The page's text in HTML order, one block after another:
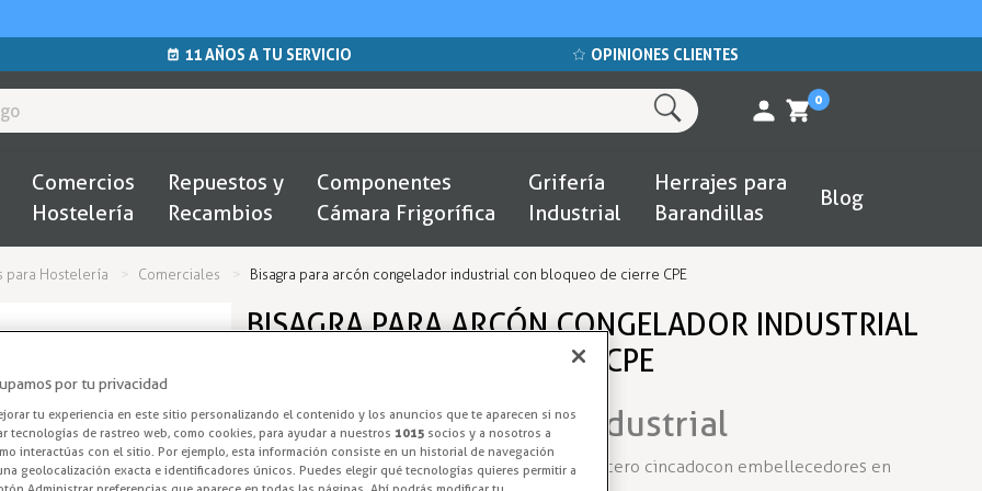
11 AÑOS A TU SERVICIO OPINIONES CLIENTES
0
Comercios
Hostelería
Repuestos y
Recambios
Componentes
Cámara Frigorífica
Grifería
Industrial
Herrajes para
Barandillas
Blog
para Hostelería Comerciales Bisagra para arcón congelador industrial con bloqueo de cierre CPE
BISAGRA PARA ARCÓN CONGELADOR INDUSTRIAL
CON BLOQUEO DE CIERRE CPE
Bisagra Congelador Industrial
Bisagra modelo CPE para arcón. Fabricada en acero cincado con embellecedores en
por tu privacidad
tu experiencia en este sitio personalizando el contenido y los anuncios que te aparecen si nos
tecnologías de rastreo web, como cookies, para ayudar a nuestros 1015 socios y a nosotros a
interactúas con el sitio. Por ejemplo, esta información consiste en un historial de navegación
geolocalización exacta e identificadores únicos. Puedes elegir qué tecnologías quieres permitir a